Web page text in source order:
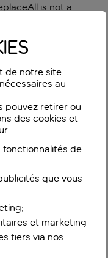
is not a
de notre site
au
pouvez retirer ou
des cookies et
fonctionnalités de
que vous
et marketing
tiers via nos